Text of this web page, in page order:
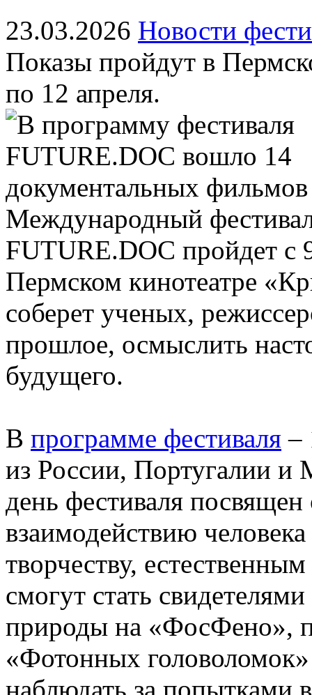
23.03.2026 Новости
Показы пройдут в
по 12 апреля.
Международный
FUTURE.DOC пройдет с
Пермском кинотеатре
соберет ученых,
прошлое, осмыслить
будущего.
В программе фестиваля –
из России, Португалии
день фестиваля
взаимодействию
творчеству,
смогут стать
природы на «ФосФено»,
«Фотонных
наблюдать за попытками